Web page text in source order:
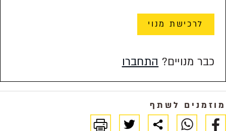
לרכישת מנוי
כבר מנויים?התחברו
לשתף